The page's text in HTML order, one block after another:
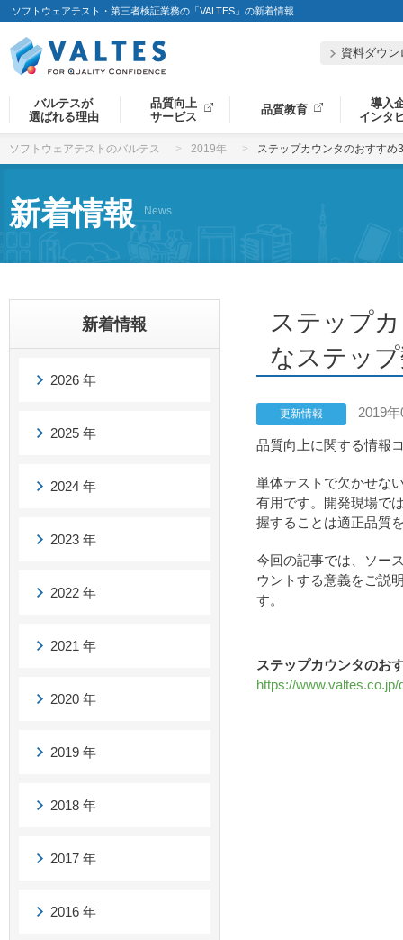
ソフトウェアテスト・第三者検証業務の「VALTES」の新着情報
資料ダウン
バルテスが
選ばれる理由
品質向上
サービス
品質教育
導入
インタ
ソフトウェアテストのバルテス 2019年 ステップカウンタのおすす
新着情報 News
ステップ
なステッ
更新情報 2019
品質向上に関する情報
単体テストで欠かせな
有用です。開発現場で
握することは適正品質
今回の記事では、ソー
ウントする意義をご説
す。
ステップカウンタのお
https://www.valtes.co.jp/
新着情報
2026 年
2025 年
2024 年
2023 年
2022 年
2021 年
2020 年
2019 年
2018 年
2017 年
2016 年